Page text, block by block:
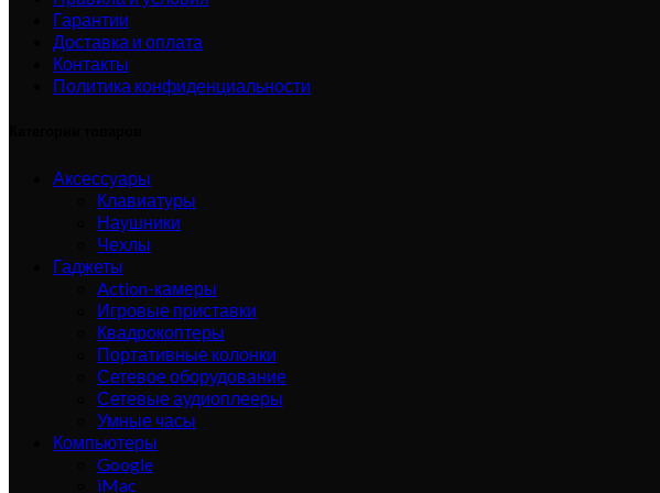
Гарантии
Доставка и оплата
Контакты
Политика конфиденциальности
Аксессуары
Клавиатуры
Наушники
Чехлы
Гаджеты
Action-камеры
Игровые приставки
Квадрокоптеры
Портативные колонки
Сетевое оборудование
Сетевые аудиоплееры
Умные часы
Компьютеры
Google
iMac